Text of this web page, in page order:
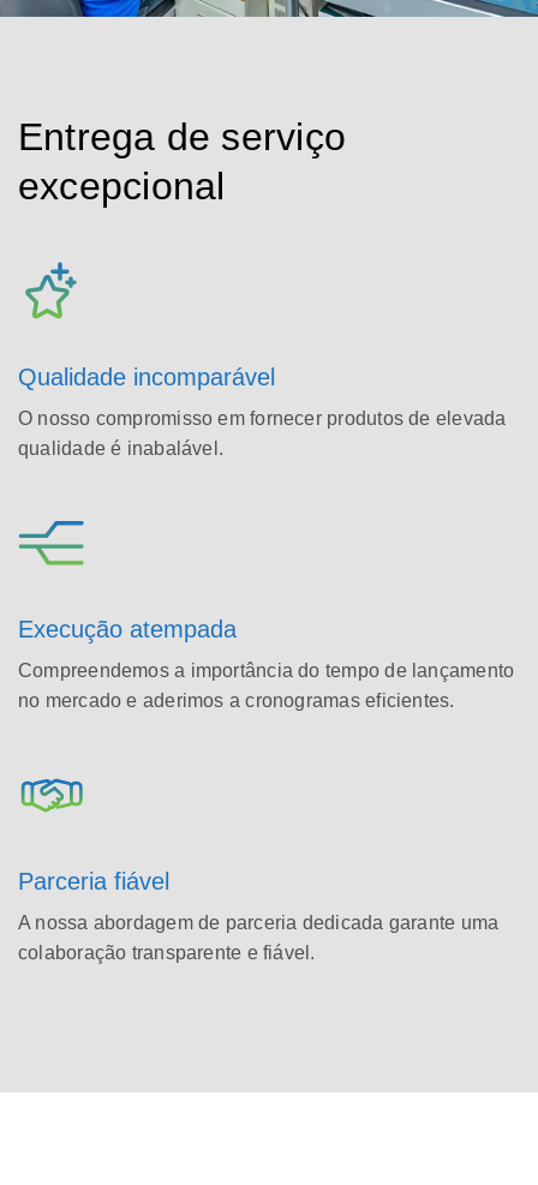
Entrega de serviço
excepcional
Qualidade incomparável
O nosso compromisso em fornecer produtos de elevada
qualidade é inabalável.
Execução atempada
Compreendemos a importância do tempo de lançamento
no mercado e aderimos a cronogramas eficientes.
Parceria fiável
A nossa abordagem de parceria dedicada garante uma
colaboração transparente e fiável.